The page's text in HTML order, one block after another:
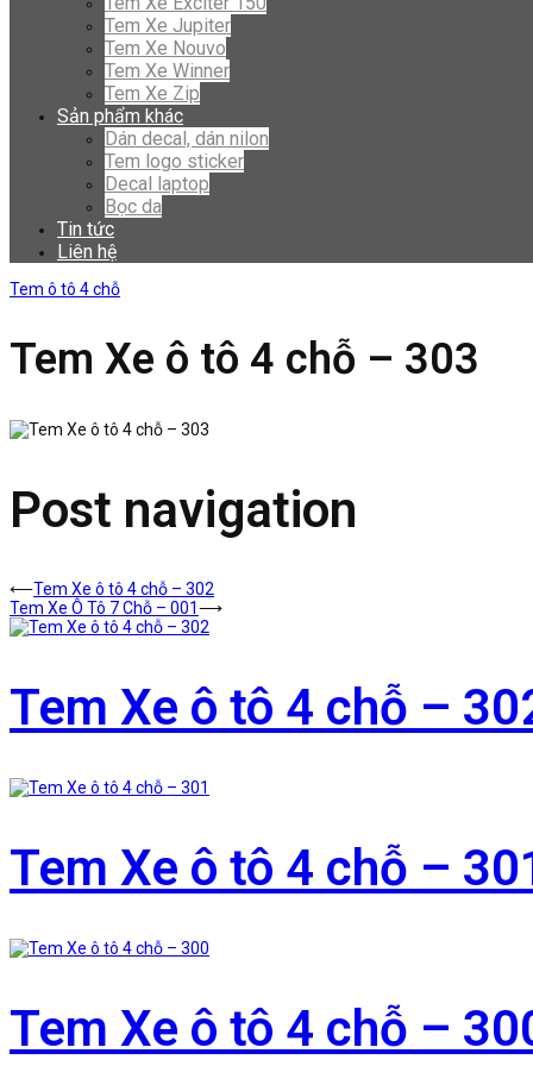
Tem Xe Jupiter
Tem Xe Nouvo
Tem Xe Winner
Tem Xe Zip
Sản phẩm khác
Dán decal, dán nilon
Tem logo sticker
Decal laptop
Bọc da
Tin tức
Liên hệ
Tem ô tô 4 chỗ
Tem Xe ô tô 4 chỗ – 303
Post navigation
⟵Tem Xe ô tô 4 chỗ – 302
Tem Xe Ô Tô 7 Chỗ – 001⟶
Tem Xe ô tô 4 chỗ –
Tem Xe ô tô 4 chỗ –
Tem Xe ô tô 4 chỗ –